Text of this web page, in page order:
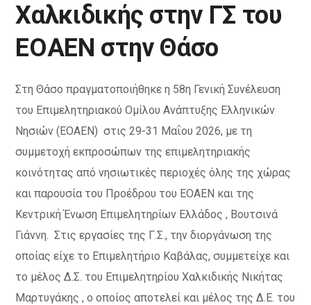
Χαλκιδικής στην ΓΣ του
ΕΟΑΕΝ στην Θάσο
Στη Θάσο πραγματοποιήθηκε η 58η Γενική Συνέλευση
του Επιμελητηριακού Ομίλου Ανάπτυξης Ελληνικών
Νησιών (ΕΟΑΕΝ) στις 29-31 Μαΐου 2026, με τη
συμμετοχή εκπροσώπων της επιμελητηριακής
κοινότητας από νησιωτικές περιοχές όλης της χώρας
και παρουσία του Προέδρου του ΕΟΑΕΝ και της
Κεντρική Ένωση Επιμελητηρίων Ελλάδος , Βουτσινά
Γιάννη. Στις εργασίες της Γ.Σ., την διοργάνωση της
οποίας είχε το Επιμελητήριο Καβάλας, συμμετείχε και
το μέλος Δ.Σ. του Επιμελητηρίου Χαλκιδικής Νικήτας
Μαρτυγάκης , ο οποίος αποτελεί και μέλος της Δ.Ε. του